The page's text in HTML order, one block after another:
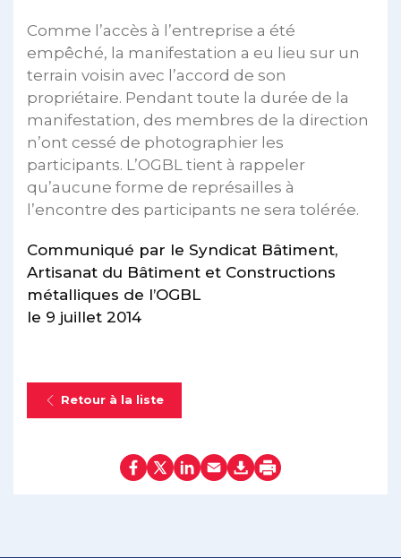
Comme l’accès à l’entreprise a été
empêché, la manifestation a eu lieu sur un
terrain voisin avec l’accord de son
propriétaire. Pendant toute la durée de la
manifestation, des membres de la direction
n’ont cessé de photographier les
participants. L’OGBL tient à rappeler
qu’aucune forme de représailles à
l’encontre des participants ne sera tolérée.
Communiqué par le Syndicat Bâtiment,
Artisanat du Bâtiment et Constructions
métalliques de l’OGBL
le 9 juillet 2014
Retour à la liste